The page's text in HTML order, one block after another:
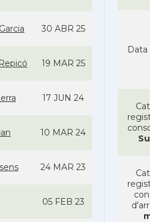
30 ABR 25
19 MAR 25
17 JUN 24
10 MAR 24
24 MAR 23
05 FEB 23
Data